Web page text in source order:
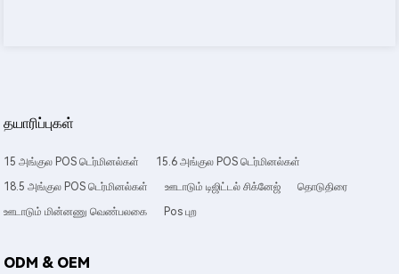
தயாரிப்புகள்
15 அங்குல POS டெர்மினல்கள்
15.6 அங்குல POS டெர்மினல்கள்
18.5 அங்குல POS டெர்மினல்கள்
ஊடாடும் டிஜிட்டல் சிக்னேஜ்
தொடுதிரை
ஊடாடும் மின்னணு வெண்பலகை
Pos புற
ODM & OEM